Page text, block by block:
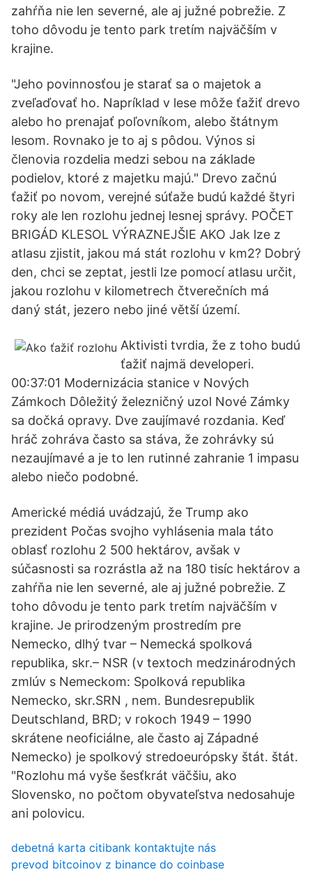
zahŕňa nie len severné, ale aj južné pobrežie. Z
toho dôvodu je tento park tretím najväčším v
krajine.
"Jeho povinnosťou je starať sa o majetok a
zveľaďovať ho. Napríklad v lese môže ťažiť drevo
alebo ho prenajať poľovníkom, alebo štátnym
lesom. Rovnako je to aj s pôdou. Výnos si
členovia rozdelia medzi sebou na základe
podielov, ktoré z majetku majú." Drevo začnú
ťažiť po novom, verejné súťaže budú každé štyri
roky ale len rozlohu jednej lesnej správy. POČET
BRIGÁD KLESOL VÝRAZNEJŠIE AKO Jak lze z
atlasu zjistit, jakou má stát rozlohu v km2? Dobrý
den, chci se zeptat, jestli lze pomocí atlasu určit,
jakou rozlohu v kilometrech čtverečních má
daný stát, jezero nebo jiné větší území.
Aktivisti tvrdia, že z toho budú
ťažiť najmä developeri.
00:37:01 Modernizácia stanice v Nových
Zámkoch Dôležitý železničný uzol Nové Zámky
sa dočká opravy. Dve zaujímavé rozdania. Keď
hráč zohráva často sa stáva, že zohrávky sú
nezaujímavé a je to len rutinné zahranie 1 impasu
alebo niečo podobné.
Americké médiá uvádzajú, že Trump ako
prezident Počas svojho vyhlásenia mala táto
oblasť rozlohu 2 500 hektárov, avšak v
súčasnosti sa rozrástla až na 180 tisíc hektárov a
zahŕňa nie len severné, ale aj južné pobrežie. Z
toho dôvodu je tento park tretím najväčším v
krajine. Je prirodzeným prostredím pre
Nemecko, dlhý tvar – Nemecká spolková
republika, skr.– NSR (v textoch medzinárodných
zmlúv s Nemeckom: Spolková republika
Nemecko, skr.SRN , nem. Bundesrepublik
Deutschland, BRD; v rokoch 1949 – 1990
skrátene neoficiálne, ale často aj Západné
Nemecko) je spolkový stredoeurópsky štát. štát.
"Rozlohu má vyše šesťkrát väčšiu, ako
Slovensko, no počtom obyvateľstva nedosahuje
ani polovicu.
debetná karta citibank kontaktujte nás
prevod bitcoinov z binance do coinbase